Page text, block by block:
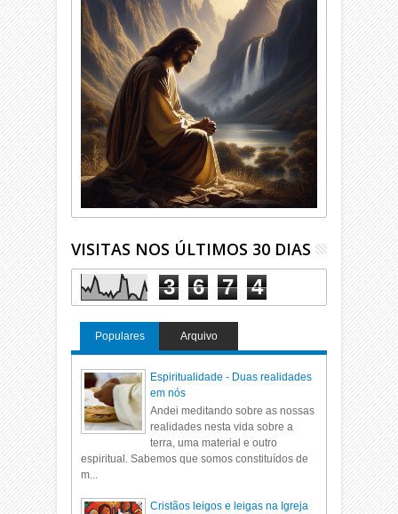
VISITAS NOS ÚLTIMOS 30 DIAS
3 6 7 4
Populares Arquivo
Espiritualidade - Duas realidades
em nós
Andei meditando sobre as nossas
realidades nesta vida sobre a
terra, uma material e outro
espiritual. Sabemos que somos constituídos de
m...
Cristãos leigos e leigas na Igreja